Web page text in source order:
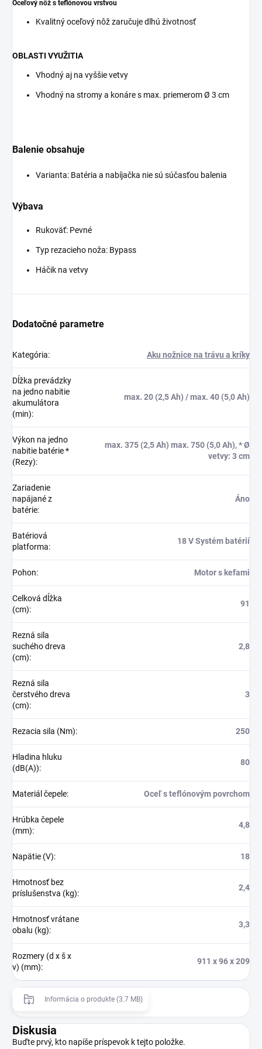
Oceľový nôž s teflónovou vrstvou
Kvalitný oceľový nôž zaručuje dlhú životnosť
OBLASTI VYUŽITIA
Vhodný aj na vyššie vetvy
Vhodný na stromy a konáre s max. priemerom Ø 3 cm
Balenie obsahuje
Varianta: Batéria a nabíjačka nie sú súčasťou balenia
Výbava
Rukoväť: Pevné
Typ rezacieho noža: Bypass
Háčik na vetvy
Dodatočné parametre
Kategória: Aku nožnice na trávu a kríky
Dĺžka prevádzky
na jedno nabitie
akumulátora
(min):
max. 20 (2,5 Ah) / max. 40 (5,0 Ah)
Výkon na jedno
nabitie batérie *
(Rezy):
max. 375 (2,5 Ah) max. 750 (5,0 Ah), * Ø
vetvy: 3 cm
Zariadenie
napájané z
batérie:
Áno
Batériová
platforma:
18 V Systém batérií
Pohon: Motor s kefami
Celková dĺžka
(cm):
91
Rezná sila
suchého dreva
(cm):
2,8
Rezná sila
čerstvého dreva
(cm):
3
Rezacia sila (Nm): 250
Hladina hluku
(dB(A)):
80
Materiál čepele: Oceľ s teflónovým povrchom
Hrúbka čepele
(mm):
4,8
Napätie (V): 18
Hmotnosť bez
príslušenstva (kg):
2,4
Hmotnosť vrátane
obalu (kg):
3,3
Rozmery (d x š x
v) (mm):
911 x 96 x 209
Informácia o produkte (3.7 MB)
Diskusia
Buďte prvý, kto napíše príspevok k tejto položke.